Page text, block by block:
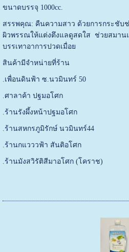
ขนาดบรรจุ 1000cc.
สรรพคุณ: คืนความสาว ด้วยการกระชับ
ผิวพรรณให้แต่งตึงแลดูสดใส ช่วยสมาน
บรรเทาอาการปวดเมื่อย
สินค้ามีจำหน่ายที่ร้าน
.เพื่อนดินฟ้า ซ.นวมินทร์ 50
.ศาลาค้า ปฐมอโศก
.ร้านรังผึ้งหน้าปฐมอโศก
.ร้านสหกรภูมิรักษ์ นวมินทร์44
.ร้านกแวววฟ้า สันติอโศก
.ร้านมังสวิรัติสีมาอโศก (โคราช)